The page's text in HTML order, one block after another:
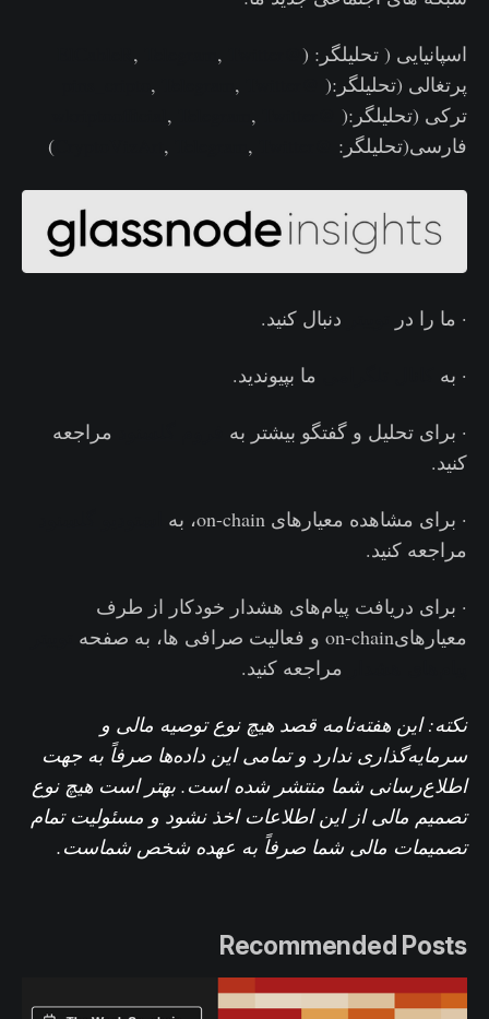
اسپانیایی ( تحلیلگر: ( , ,
پرتغالی (تحلیلگر:(
, ,
ترکی (تحلیلگر:(
, ,
فارسی(تحلیلگر:
, ,
)
· ما را در دنبال کنید.
· به ما بپیوندید.
· برای تحلیل و گفتگو بیشتر به
مراجعه
کنید.
· برای مشاهده معیارهای on-chain، به
مراجعه کنید.
· برای دریافت پیام‌های هشدار خودکار از طرف
معیارهایon-chain و فعالیت‌ صرافی ها، به صفحه
مراجعه کنید.
نکته: این هفته‌نامه قصد هیچ نوع توصیه مالی و
سرمایه‌گذاری ندارد و تمامی این داده‌ها صرفاً به جهت
اطلاع‌رسانی شما منتشر شده است. بهتر است هیچ نوع
تصمیم مالی از این اطلاعات اخذ نشود و مسئولیت تمام
تصمیمات مالی شما صرفاً به عهده شخص شماست.
Recommended Posts